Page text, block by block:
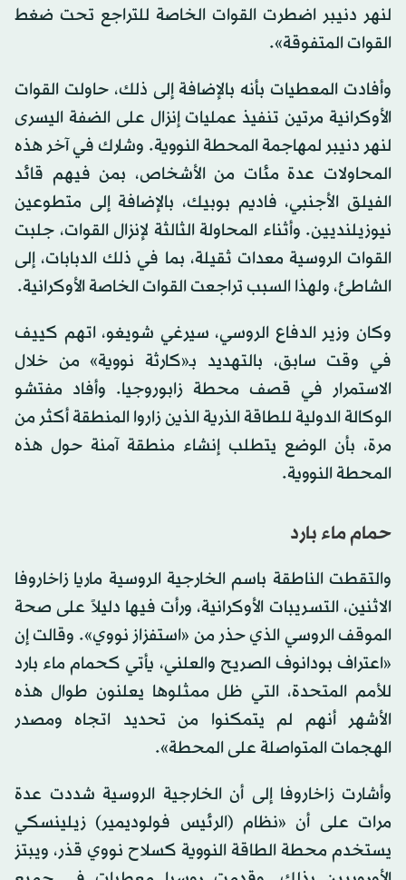
لنهر دنيبر اضطرت القوات الخاصة للتراجع تحت ضغط
القوات المتفوقة».
وأفادت المعطيات بأنه بالإضافة إلى ذلك، حاولت القوات
الأوكرانية مرتين تنفيذ عمليات إنزال على الضفة اليسرى
لنهر دنيبر لمهاجمة المحطة النووية. وشارك في آخر هذه
المحاولات عدة مئات من الأشخاص، بمن فيهم قائد
الفيلق الأجنبي، فاديم بوبيك، بالإضافة إلى متطوعين
نيوزيلنديين. وأثناء المحاولة الثالثة لإنزال القوات، جلبت
القوات الروسية معدات ثقيلة، بما في ذلك الدبابات، إلى
الشاطئ، ولهذا السبب تراجعت القوات الخاصة الأوكرانية.
وكان وزير الدفاع الروسي، سيرغي شويغو، اتهم كييف
في وقت سابق، بالتهديد بـ«كارثة نووية» من خلال
الاستمرار في قصف محطة زابوروجيا. وأفاد مفتشو
الوكالة الدولية للطاقة الذرية الذين زاروا المنطقة أكثر من
مرة، بأن الوضع يتطلب إنشاء منطقة آمنة حول هذه
المحطة النووية.
حمام ماء بارد
والتقطت الناطقة باسم الخارجية الروسية ماريا زاخاروفا
الاثنين، التسريبات الأوكرانية، ورأت فيها دليلاً على صحة
الموقف الروسي الذي حذر من «استفزاز نووي». وقالت إن
«اعتراف بودانوف الصريح والعلني، يأتي كحمام ماء بارد
للأمم المتحدة، التي ظل ممثلوها يعلنون طوال هذه
الأشهر أنهم لم يتمكنوا من تحديد اتجاه ومصدر
الهجمات المتواصلة على المحطة».
وأشارت زاخاروفا إلى أن الخارجية الروسية شددت عدة
مرات على أن «نظام (الرئيس فولوديمير) زيلينسكي
يستخدم محطة الطاقة النووية كسلاح نووي قذر، ويبتز